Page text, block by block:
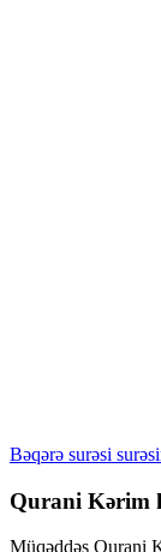
Bəqərə surəsi
Qurani Kərim
Müqəddəs Qurani